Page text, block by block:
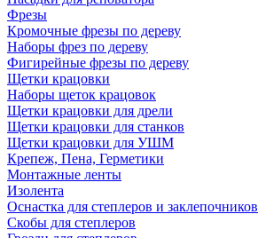
Фрезы
Кромочные фрезы по дереву
Наборы фрез по дереву
Фигирейные фрезы по дереву
Щетки крацовки
Наборы щеток крацовок
Щетки крацовки для дрели
Щетки крацовки для станков
Щетки крацовки для УШМ
Крепеж, Пена, Герметики
Монтажные ленты
Изолента
Оснастка для степлеров и заклепочников
Скобы для степлеров